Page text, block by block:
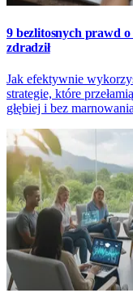
9 bezlitosnych prawd
zdradził
Jak efektywnie
strategie, które
głębiej i bez